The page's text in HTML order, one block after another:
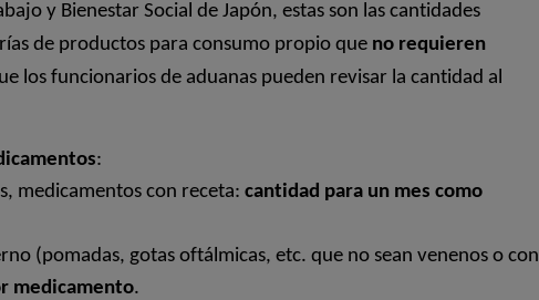
y Bienestar Social de Japón, estas son las cantidades
de productos para consumo propio que no requieren
los funcionarios de aduanas pueden revisar la cantidad al
:
medicamentos con receta: cantidad para un mes como
(pomadas, gotas oftálmicas, etc. que no sean venenos o con
medicamento.